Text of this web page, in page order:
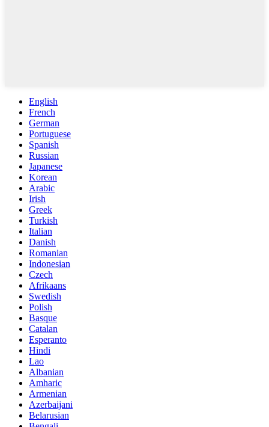
English
French
German
Portuguese
Spanish
Russian
Japanese
Korean
Arabic
Irish
Greek
Turkish
Italian
Danish
Romanian
Indonesian
Czech
Afrikaans
Swedish
Polish
Basque
Catalan
Esperanto
Hindi
Lao
Albanian
Amharic
Armenian
Azerbaijani
Belarusian